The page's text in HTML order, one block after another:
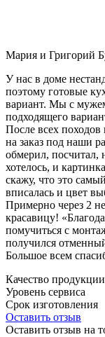
Мария и Григорий
У нас в доме
поэтому готовые
вариант. Мы с
подходящего
После всех
на заказ под наши
обмерил, посчитал,
хотелось, и
скажу, что это
вписалась и цвет
Примерно через 2
красавицу!
помучиться с
получился
Большое всем
Качество продукции
Уровень сервиса
Срок изготовления
Оставить отзыв
Оставить отзыв на